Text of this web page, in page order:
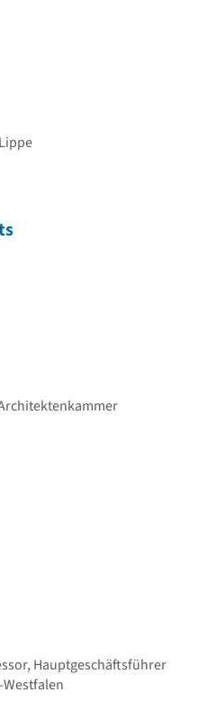
Hauptgeschäftsführer